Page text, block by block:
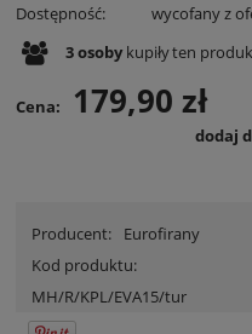
Dostępność:
wycofany z
3osoby kupiłyten
Cena: 179,90 zł
dodaj
Producent:
Eurofirany
Kod produktu:
MH/R/KPL/EVA15/tur